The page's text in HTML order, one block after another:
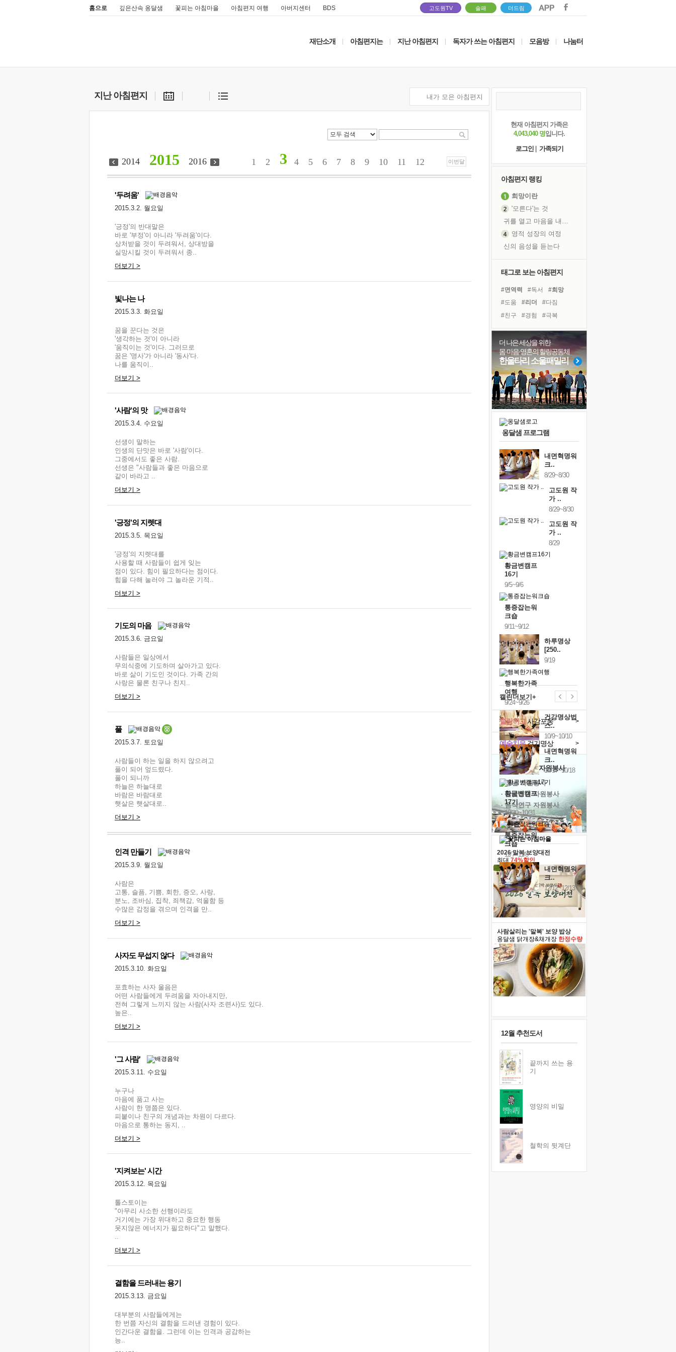
홈으로 깊은산속 옹달샘 꽃피는 아침마을 아침편지 여행 아버지센터 BDS 고도원TV 솔패 더드림
재단소개 아침편지는 지난 아침편지 독자가 쓰는 아침편지 모음방 나눔터
지난 아침편지 내가 모은 아침편지
2015
2014 2016 1 2 3 4 5 6 7 8 9 10 11 12 이번달
'두려움'
2015.3.2. 월요일
'긍정'의 반대말은
바로 '부정'이 아니라 '두려움'이다.
상처받을 것이 두려워서, 상대방을
실망시킬 것이 두려워서 종..
더보기 >
빛나는 나
2015.3.3. 화요일
꿈을 꾼다는 것은
'생각하는 것'이 아니라
'움직이는 것'이다. 그러므로
꿈은 '명사'가 아니라 '동사'다.
나를 움직이..
더보기 >
'사람'의 맛
2015.3.4. 수요일
선생이 말하는
인생의 단맛은 바로 '사람'이다.
그중에서도 좋은 사람.
선생은 "사람들과 좋은 마음으로
같이 바라고 ..
더보기 >
'긍정'의 지렛대
2015.3.5. 목요일
'긍정'의 지렛대를
사용할 때 사람들이 쉽게 잊는
점이 있다. 힘이 필요하다는 점이다.
힘을 다해 눌러야 그 놀라운 기적..
더보기 >
기도의 마음
2015.3.6. 금요일
사람들은 일상에서
무의식중에 기도하며 살아가고 있다.
바로 삶이 기도인 것이다. 가족 간의
사랑은 물론 친구나 친지..
더보기 >
풀
2015.3.7. 토요일
사람들이 하는 일을 하지 않으려고
풀이 되어 엎드렸다.
풀이 되니까
하늘은 하늘대로
바람은 바람대로
햇살은 햇살대로..
더보기 >
인격 만들기
2015.3.9. 월요일
사람은
고통, 슬픔, 기쁨, 회한, 증오, 사랑,
분노, 조바심, 집착, 죄책감, 억울함 등
수많은 감정을 겪으며 인격을 만..
더보기 >
사자도 무섭지 않다
2015.3.10. 화요일
포효하는 사자 울음은
어떤 사람들에게 두려움을 자아내지만,
전혀 그렇게 느끼지 않는 사람(사자 조련사)도 있다.
높은..
더보기 >
'그 사람'
2015.3.11. 수요일
누구나
마음에 품고 사는
사람이 한 명쯤은 있다.
피붙이나 친구의 개념과는 차원이 다르다.
마음으로 통하는 동지, ..
더보기 >
'지켜보는' 시간
2015.3.12. 목요일
톨스토이는
"아무리 사소한 선행이라도
거기에는 가장 위대하고 중요한 행동
못지않은 에너지가 필요하다"고 말했다.
..
더보기 >
결함을 드러내는 용기
2015.3.13. 금요일
대부분의 사람들에게는
한 번쯤 자신의 결함을 드러낸 경험이 있다.
인간다운 결함을. 그런데 이는 인격과 공감하는
능..
현재 아침편지 가족은
4,043,040 명입니다.
로그인
가족되기
아침편지 랭킹
희망이란
'모른다'는 것
귀를 열고 마음을 내어주고
영적 성장의 여정
신의 음성을 듣는다
극과 극의 양 끝단
'말 타는 법'을 먼저
졸업식 사진을 보며
극심한 변비, 어깨결림, 수면 장애
아픈 아버지를 위한 공간 설계
슬럼프
보고 싶은 어머니
유년 시절의 부산 영도 바다
못된 꼰대들
너무 황홀한 꽃들이여!
태그로 보는 아침편지
#면역력 #독서
#희망
#도움
#리더
#다짐
#친구
#경험
#극복
#바이러스
#위기
#비전캠프
#힐링
#삶
#사람
#아이들
#나눔
#건강
#선택
#독서캠프
#계획
#링컨학교
더 나은 세상을 위한
몸·마음·영혼의 힐링공동체
한울타리 소울패밀리
옹달샘 프로그램
내면혁명워
크..
8/29~8/30
고도원 작
가 ..
8/29~8/30
고도원 작
가 ..
8/29
황금변캠프
16기
9/5~9/6
통증잡는워
크숍
9/11~9/12
하루명상
[250..
9/19
행복한가족
여행
9/24~9/26
건강명상법
스..
10/9~10/10
내면혁명워
크..
10/17~10/18
황금변캠프
17기
10/30~10/31
통증잡는워
크숍
11/7~11/8
내면혁명워
크..
12/12~12/13
캘린더보기+
예술치유걷기명상 >
힐링허그사감포옹 >
'옹달샘의 꽃'자원봉사
· 청년 자원봉사
· 금빛청년 자원봉사
· 음식연구 자원봉사
2026 말복 보양대전
최대 74%할인
사람살리는 '말복' 보양 밥상
옹달샘 닭개장&채개장 한정수량
12월 추천도서
끝까지 쓰는 용
기
영양의 비밀
철학의 뒷계단